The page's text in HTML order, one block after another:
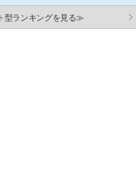
型ランキングを見る≫